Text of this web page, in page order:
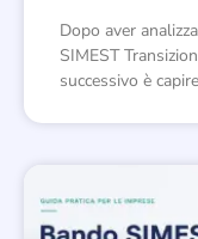
Dopo aver
SIMEST
successivo è